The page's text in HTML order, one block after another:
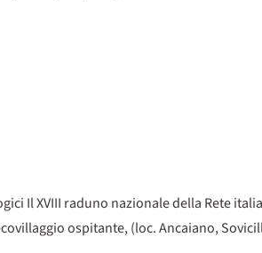
Il XVIII raduno nazionale della Rete
ospitante, (loc. Ancaiano,